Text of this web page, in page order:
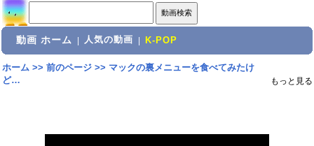
動画 ホーム 人気の動画 K-POP
ホーム>> 前のページ>> マックの裏メニューを食べてみたけ
ど…
もっと見る